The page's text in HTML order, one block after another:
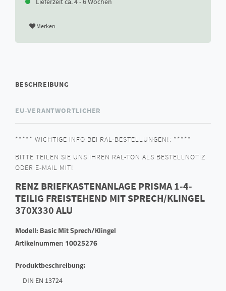
Merken
BESCHREIBUNG
EU-VERANTWORTLICHER
***** WICHTIGE INFO BEI RAL-BESTELLUNGEN!: *****
BITTE TEILEN SIE UNS IHREN RAL-TON ALS BESTELLNOTIZ
ODER E-MAIL MIT!
RENZ BRIEFKASTENANLAGE PRISMA 1-4-
TEILIG FREISTEHEND MIT SPRECH/KLINGEL
370X330 ALU
Modell: Basic Mit Sprech/Klingel
Artikelnummer: 10025276
Produktbeschreibung:
DIN EN 13724